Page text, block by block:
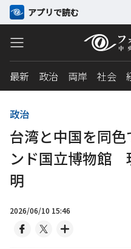
アプリで読む
最新 政治 両岸 社会
政治
台湾と中国を同
ンド国立博物館
明
2026/06/10 15:46